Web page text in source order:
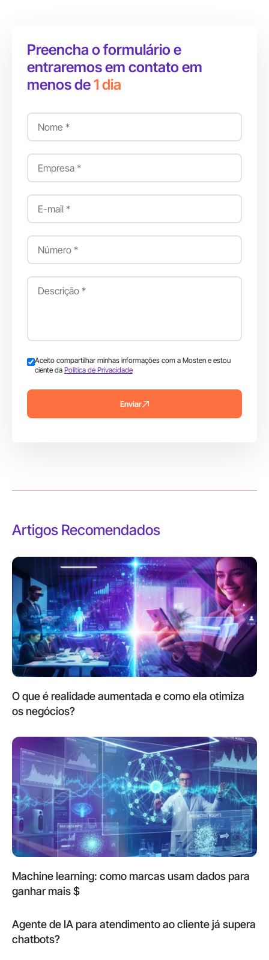
Preencha o formulário e
entraremos em contato em
menos de1 dia
Aceito compartilhar minhas informações com a Mosten e estou
ciente da Política de Privacidade
Enviar
Artigos Recomendados
O que é realidade aumentada e como ela otimiza
os negócios?
Machine learning: como marcas usam dados para
ganhar mais $
Agente de IA para atendimento ao cliente já supera
chatbots?